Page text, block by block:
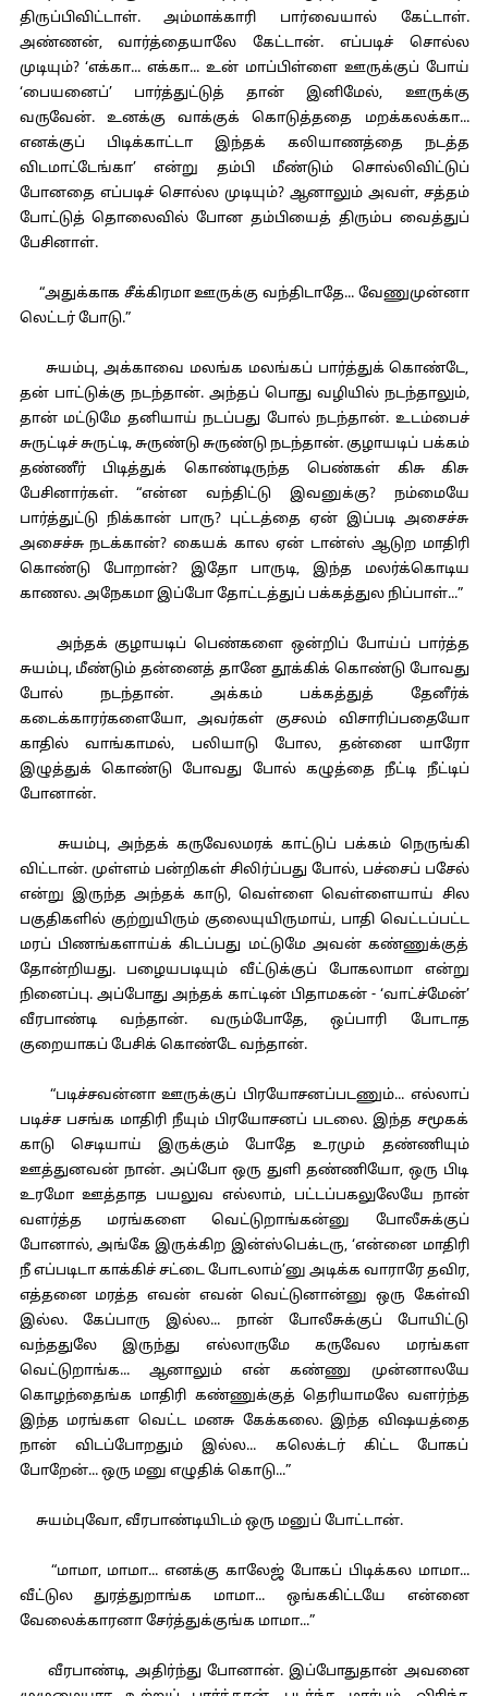
திருப்பிவிட்டாள். அம்மாக்காரி பார்வையால் கேட்டாள்.
அண்ணன், வார்த்தையாலே கேட்டான். எப்படிச் சொல்ல
முடியும்? ‘எக்கா... எக்கா... உன் மாப்பிள்ளை ஊருக்குப் போய்
‘பையனைப்’ பார்த்துட்டுத் தான் இனிமேல், ஊருக்கு
வருவேன். உனக்கு வாக்குக் கொடுத்ததை மறக்கலக்கா...
எனக்குப் பிடிக்காட்டா இந்தக் கலியாணத்தை நடத்த
விடமாட்டேங்கா’ என்று தம்பி மீண்டும் சொல்லிவிட்டுப்
போனதை எப்படிச் சொல்ல முடியும்? ஆனாலும் அவள், சத்தம்
போட்டுத் தொலைவில் போன தம்பியைத் திரும்ப வைத்துப்
பேசினாள்.
“அதுக்காக சீக்கிரமா ஊருக்கு வந்திடாதே... வேணுமுன்னா
லெட்டர் போடு.”
சுயம்பு, அக்காவை மலங்க மலங்கப் பார்த்துக் கொண்டே,
தன் பாட்டுக்கு நடந்தான். அந்தப் பொது வழியில் நடந்தாலும்,
தான் மட்டுமே தனியாய் நடப்பது போல் நடந்தான். உடம்பைச்
சுருட்டிச் சுருட்டி, சுருண்டு சுருண்டு நடந்தான். குழாயடிப் பக்கம்
தண்ணீர் பிடித்துக் கொண்டிருந்த பெண்கள் கிசு கிசு
பேசினார்கள். “என்ன வந்திட்டு இவனுக்கு? நம்மையே
பார்த்துட்டு நிக்கான் பாரு? புட்டத்தை ஏன் இப்படி அசைச்சு
அசைச்சு நடக்கான்? கையக் கால ஏன் டான்ஸ் ஆடுற மாதிரி
கொண்டு போறான்? இதோ பாருடி, இந்த மலர்க்கொடிய
காணல. அநேகமா இப்போ தோட்டத்துப் பக்கத்துல நிப்பாள்...”
அந்தக் குழாயடிப் பெண்களை ஒன்றிப் போய்ப் பார்த்த
சுயம்பு, மீண்டும் தன்னைத் தானே தூக்கிக் கொண்டு போவது
போல் நடந்தான். அக்கம் பக்கத்துத் தேனீர்க்
கடைக்காரர்களையோ, அவர்கள் குசலம் விசாரிப்பதையோ
காதில் வாங்காமல், பலியாடு போல, தன்னை யாரோ
இழுத்துக் கொண்டு போவது போல் கழுத்தை நீட்டி நீட்டிப்
போனான்.
சுயம்பு, அந்தக் கருவேலமரக் காட்டுப் பக்கம் நெருங்கி
விட்டான். முள்ளம் பன்றிகள் சிலிர்ப்பது போல், பச்சைப் பசேல்
என்று இருந்த அந்தக் காடு, வெள்ளை வெள்ளையாய் சில
பகுதிகளில் குற்றுயிரும் குலையுயிருமாய், பாதி வெட்டப்பட்ட
மரப் பிணங்களாய்க் கிடப்பது மட்டுமே அவன் கண்ணுக்குத்
தோன்றியது. பழையபடியும் வீட்டுக்குப் போகலாமா என்று
நினைப்பு. அப்போது அந்தக் காட்டின் பிதாமகன் - ‘வாட்ச்மேன்’
வீரபாண்டி வந்தான். வரும்போதே, ஒப்பாரி போடாத
குறையாகப் பேசிக் கொண்டே வந்தான்.
“படிச்சவன்னா ஊருக்குப் பிரயோசனப்படணும்... எல்லாப்
படிச்ச பசங்க மாதிரி நீயும் பிரயோசனப் படலை. இந்த சமூகக்
காடு செடியாய் இருக்கும் போதே உரமும் தண்ணியும்
ஊத்துனவன் நான். அப்போ ஒரு துளி தண்ணியோ, ஒரு பிடி
உரமோ ஊத்தாத பயலுவ எல்லாம், பட்டப்பகலுலேயே நான்
வளர்த்த மரங்களை வெட்டுறாங்கன்னு போலீசுக்குப்
போனால், அங்கே இருக்கிற இன்ஸ்பெக்டரு, ‘என்னை மாதிரி
நீ எப்படிடா காக்கிச் சட்டை போடலாம்’னு அடிக்க வாராரே தவிர,
எத்தனை மரத்த எவன் எவன் வெட்டுனான்னு ஒரு கேள்வி
இல்ல. கேப்பாரு இல்ல... நான் போலீசுக்குப் போயிட்டு
வந்ததுலே இருந்து எல்லாருமே கருவேல மரங்கள
வெட்டுறாங்க... ஆனாலும் என் கண்ணு முன்னாலயே
கொழந்தைங்க மாதிரி கண்ணுக்குத் தெரியாமலே வளர்ந்த
இந்த மரங்கள வெட்ட மனசு கேக்கலை. இந்த விஷயத்தை
நான் விடப்போறதும் இல்ல... கலெக்டர் கிட்ட போகப்
போறேன்... ஒரு மனு எழுதிக் கொடு...”
சுயம்புவோ, வீரபாண்டியிடம் ஒரு மனுப் போட்டான்.
“மாமா, மாமா... எனக்கு காலேஜ் போகப் பிடிக்கல மாமா...
வீட்டுல துரத்துறாங்க மாமா... ஒங்ககிட்டயே என்னை
வேலைக்காரனா சேர்த்துக்குங்க மாமா...”
வீரபாண்டி, அதிர்ந்து போனான். இப்போதுதான் அவனை